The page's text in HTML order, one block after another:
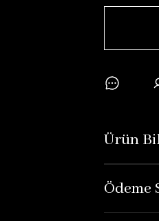
Ürün
Ödeme